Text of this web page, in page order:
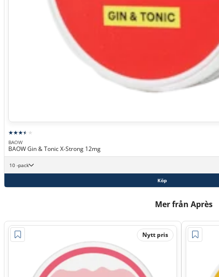
BAOW
BAOW Gin & Tonic X-Strong 12mg
10 -pack
Köp
Mer från Après
Nytt pris